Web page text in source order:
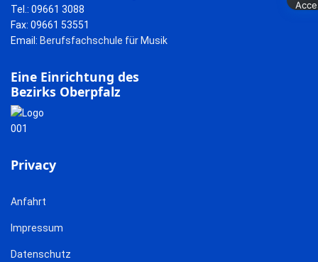
Tel.: 09661 3088
Fax: 09661 53551
Email: Berufsfachschule für Musik
Eine Einrichtung des
Bezirks Oberpfalz
Privacy
Anfahrt
Impressum
Datenschutz